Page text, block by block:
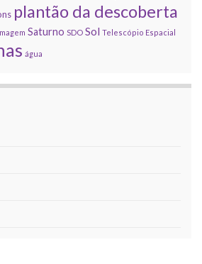
plantão da descoberta
Saturno SDO Sol Telescópio Espacial
água